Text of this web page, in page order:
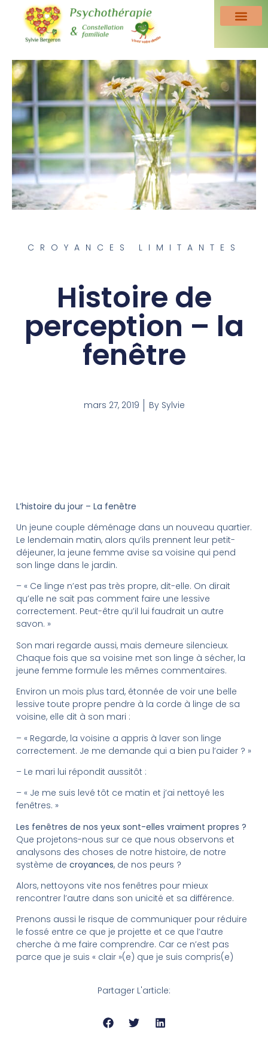
CROYANCES LIMITANTES
Histoire de
perception – la
fenêtre
mars 27, 2019 BySylvie
L’histoire du jour – La fenêtre
Un jeune couple déménage dans un nouveau quartier.
Le lendemain matin, alors qu’ils prennent leur petit-
déjeuner, la jeune femme avise sa voisine qui pend
son linge dans le jardin.
– « Ce linge n’est pas très propre, dit-elle. On dirait
qu’elle ne sait pas comment faire une lessive
correctement. Peut-être qu’il lui faudrait un autre
savon. »
Son mari regarde aussi, mais demeure silencieux.
Chaque fois que sa voisine met son linge à sécher, la
jeune femme formule les mêmes commentaires.
Environ un mois plus tard, étonnée de voir une belle
lessive toute propre pendre à la corde à linge de sa
voisine, elle dit à son mari :
– « Regarde, la voisine a appris à laver son linge
correctement. Je me demande qui a bien pu l’aider ? »
– Le mari lui répondit aussitôt :
– « Je me suis levé tôt ce matin et j’ai nettoyé les
fenêtres. »
Les fenêtres de nos yeux sont-elles vraiment propres ?
Que projetons-nous sur ce que nous observons et
analysons des choses de notre histoire, de notre
système de croyances, de nos peurs ?
Alors, nettoyons vite nos fenêtres pour mieux
rencontrer l’autre dans son unicité et sa différence.
Prenons aussi le risque de communiquer pour réduire
le fossé entre ce que je projette et ce que l’autre
cherche à me faire comprendre. Car ce n’est pas
parce que je suis « clair »(e) que je suis compris(e)
Partager L'article: